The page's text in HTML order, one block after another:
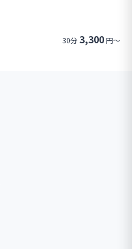
30分3,300円～